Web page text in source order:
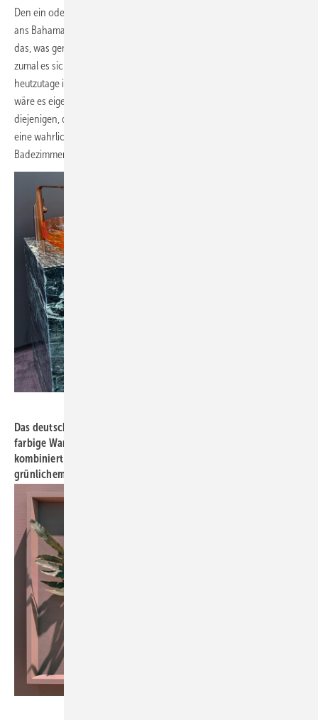
Den ein oder anderen Endverbraucher im Boomer-Alter wird die Serie
ans Bahama-Beige der 1970er-Jahre erinnern. Vielleicht ist es aber
das, was genau jetzt wieder in die Badezimmer vieler Kunden passt,
zumal es sich vor langer Zeit ja schon einmal gut bewährt hat und
heutzutage in Kundenhaushalten kaum mehr anzutreffen ist. Insofern
wäre es eigentlich wieder neu. Für alle aber und besonders für
diejenigen, die von Weiß, Grau und Beige genug haben, war die ISH
eine wahrlich inspirierende Reise durch ein farbenfrohes
Badezimmer-Chancen-Wunderland.
Das deutsche Unternehmen Steinberg inszenierte transparent-
farbige Wannen und Aufsatzwaschtische aus Polyresin,
kombiniert mit PVD-Armaturen auf Präsent ations-Quadern aus
grünlichem Verde-Alpi-Marmor. Großes Kino!